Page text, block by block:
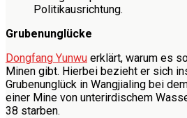
Politikausrichtung.
Grubenunglücke
Dongfang Yunwu erklärt, warum es
Minen gibt. Hierbei bezieht er sich
Grubenunglück in Wangjialing bei
einer Mine von unterirdischem
38 starben.